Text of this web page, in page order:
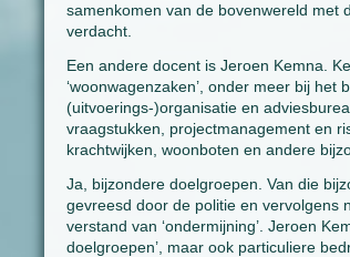
samenkomen van de bovenwereld met
verdacht.
Een andere docent is Jeroen Kemna.
‘woonwagenzaken’, onder meer bij
(uitvoerings-)organisatie en
vraagstukken, projectmanagement en
krachtwijken, woonboten en andere
Ja, bijzondere doelgroepen. Van die
gevreesd door de politie en vervolgens
verstand van ‘ondermijning’. Jeroen
doelgroepen’, maar ook particuliere